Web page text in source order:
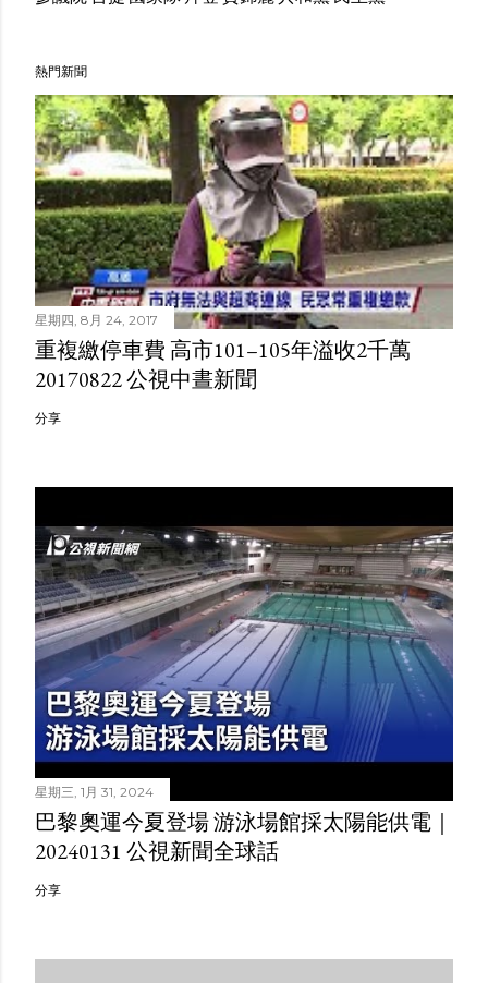
熱門新聞
星期四, 8月 24, 2017
重複繳停車費 高市101–105年溢收2千萬
20170822 公視中晝新聞
分享
星期三, 1月 31, 2024
巴黎奧運今夏登場 游泳場館採太陽能供電｜
20240131 公視新聞全球話
分享